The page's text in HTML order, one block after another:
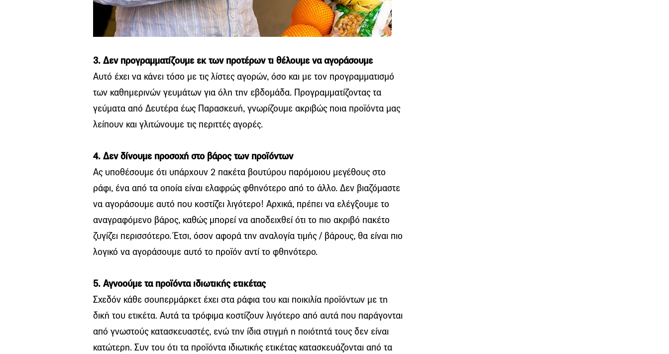
3. Δεν προγραμματίζουμε εκ των προτέρων τι θέλουμε να αγοράσουμε
Αυτό έχει να κάνει τόσο με τις λίστες αγορών, όσο και με τον προγραμματισμό
των καθημερινών γευμάτων για όλη την εβδομάδα. Προγραμματίζοντας τα
γεύματα από Δευτέρα έως Παρασκευή, γνωρίζουμε ακριβώς ποια προϊόντα μας
λείπουν και γλιτώνουμε τις περιττές αγορές.
4. Δεν δίνουμε προσοχή στο βάρος των προϊόντων
Ας υποθέσουμε ότι υπάρχουν 2 πακέτα βουτύρου παρόμοιου μεγέθους στο
ράφι, ένα από τα οποία είναι ελαφρώς φθηνότερο από το άλλο. Δεν βιαζόμαστε
να αγοράσουμε αυτό που κοστίζει λιγότερο! Αρχικά, πρέπει να ελέγξουμε το
αναγραφόμενο βάρος, καθώς μπορεί να αποδειχθεί ότι το πιο ακριβό πακέτο
ζυγίζει περισσότερο. Έτσι, όσον αφορά την αναλογία τιμής / βάρους, θα είναι πιο
λογικό να αγοράσουμε αυτό το προϊόν αντί το φθηνότερο.
5. Αγνοούμε τα προϊόντα ιδιωτικής ετικέτας
Σχεδόν κάθε σουπερμάρκετ έχει στα ράφια του και ποικιλία προϊόντων με τη
δική του ετικέτα. Αυτά τα τρόφιμα κοστίζουν λιγότερο από αυτά που παράγονται
από γνωστούς κατασκευαστές, ενώ την ίδια στιγμή η ποιότητά τους δεν είναι
κατώτερη. Συν του ότι τα προϊόντα ιδιωτικής ετικέτας κατασκευάζονται από τα